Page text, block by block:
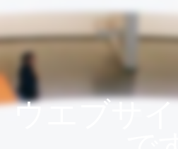
ウエブサイ